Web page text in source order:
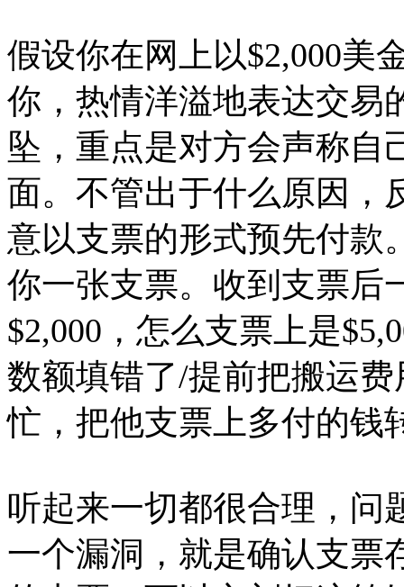
假设你在网上以$2,000美
你，热情洋溢地表达交易
坠，重点是对方会声称自
面。不管出于什么原因，
意以支票的形式预先付款
你一张支票。收到支票后
$2,000，怎么支票上是
数额填错了/提前把搬运
忙，把他支票上多付的钱
听起来一切都很合理，问
一个漏洞，就是确认支票